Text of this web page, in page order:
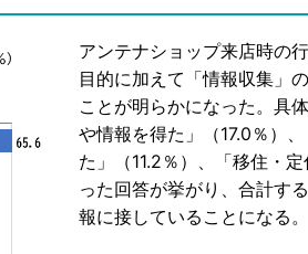
アンテナショップ来店時の
目的に加えて「情報収集」
ことが明らかになった。具
や情報を得た」（17.0％）
た」（11.2％）、「移住・
った回答が挙がり、合計す
報に接していることになる。